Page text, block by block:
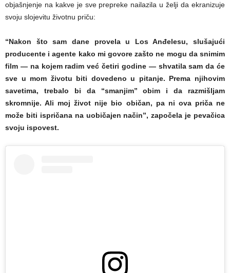
objašnjenje na kakve je sve prepreke nailazila u želji da ekranizuje
svoju slojevitu životnu priču:
“Nakon što sam dane provela u Los Anđelesu, slušajući
producente i agente kako mi govore zašto ne mogu da snimim
film — na kojem radim već četiri godine — shvatila sam da će
sve u mom životu biti dovedeno u pitanje. Prema njihovim
savetima, trebalo bi da “smanjim” obim i da razmišljam
skromnije. Ali moj život nije bio običan, pa ni ova priča ne
može biti ispričana na uobičajen način”, započela je pevačica
svoju ispovest.